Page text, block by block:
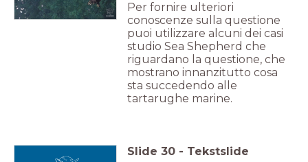
Per fornire ulteriori
conoscenze sulla questione
puoi utilizzare alcuni dei casi
studio Sea Shepherd che
riguardano la questione, che
mostrano innanzitutto cosa
sta succedendo alle
tartarughe marine.
Slide 30 - Tekstslide